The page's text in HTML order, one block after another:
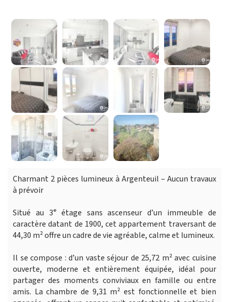
Charmant 2 pièces lumineux à Argenteuil – Aucun travaux
à prévoir
Situé au 3ᵉ étage sans ascenseur d’un immeuble de
caractère datant de 1900, cet appartement traversant de
44,30 m² offre un cadre de vie agréable, calme et lumineux.
Il se compose : d’un vaste séjour de 25,72 m² avec cuisine
ouverte, moderne et entièrement équipée, idéal pour
partager des moments conviviaux en famille ou entre
amis. La chambre de 9,31 m² est fonctionnelle et bien